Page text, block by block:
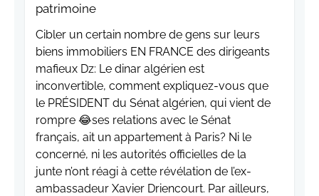
patrimoine
Cibler un certain nombre de gens sur leurs
biens immobiliers EN FRANCE des dirigeants
mafieux Dz: Le dinar algérien est
inconvertible, comment expliquez-vous que
le PRÉSIDENT du Sénat algérien, qui vient de
rompre 😂ses relations avec le Sénat
français, ait un appartement à Paris? Ni le
concerné, ni les autorités officielles de la
junte n’ont réagi à cette révélation de l’ex-
ambassadeur Xavier Driencourt. Par ailleurs,